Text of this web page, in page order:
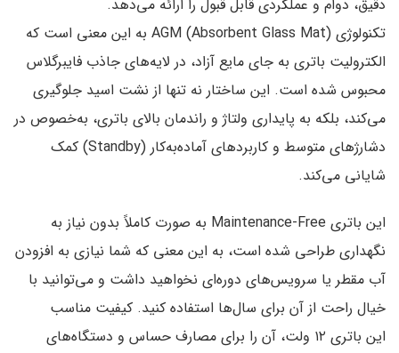
دقیق، دوام و عملکردی قابل قبول را ارائه می‌دهد.
تکنولوژی
AGM (Absorbent Glass Mat) به این معنی است که
الکترولیت باتری به جای مایع آزاد، در لایه‌های جاذب فایبرگلاس
محبوس شده است. این ساختار نه تنها از نشت اسید جلوگیری
می‌کند، بلکه به پایداری ولتاژ و راندمان بالای باتری، به‌خصوص در
دشارژهای متوسط و کاربردهای آماده‌به‌کار (Standby) کمک
شایانی می‌کند.
این باتری Maintenance-Free
به صورت کاملاً بدون نیاز به
نگهداری طراحی شده است، به این معنی که شما نیازی به افزودن
آب مقطر یا سرویس‌های دوره‌ای نخواهید داشت و می‌توانید با
خیال راحت از آن برای سال‌ها استفاده کنید. کیفیت مناسب
این باتری ۱۲ ولت
، آن را برای مصارف حساس و دستگاه‌های